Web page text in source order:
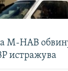
М-НАВ
истражува